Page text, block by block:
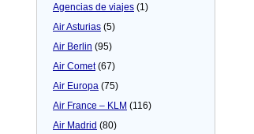
Agencias de viajes (1)
Air Asturias (5)
Air Berlin (95)
Air Comet(67)
Air Europa (75)
Air France – KLM (116)
Air Madrid (80)